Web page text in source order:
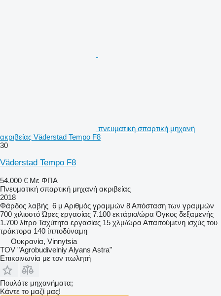
πνευματική σπαρτική μηχανή
ακριβείας Väderstad Tempo F8
30
Väderstad Tempo F8
54.000 € Με ΦΠΑ
Πνευματική σπαρτική μηχανή ακριβείας
2018
Φάρδος λαβής 6 μ Αριθμός γραμμών 8Απόσταση των γραμμών
700 χιλιοστό Ώρες εργασίας 7.100 εκτάριο/ώρα Όγκος δεξαμενής
1.700 λίτρο Ταχύτητα εργασίας 15 χλμ/ώρα Απαιτούμενη ισχύς του
τράκτορα 140 ίπποδύναμη
Ουκρανία, Vinnytsia
TOV "Agrobudivelniy Alyans Astra"
Επικοινωνία με τον πωλητή
Πουλάτε μηχανήματα;
Κάντε το μαζί μας!